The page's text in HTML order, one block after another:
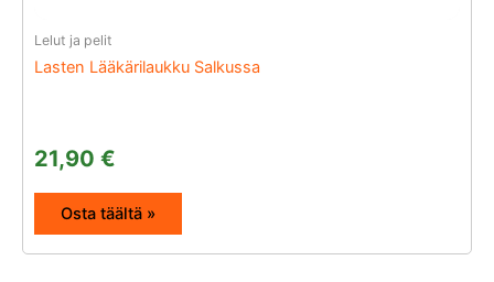
Lelut ja pelit
Lasten Lääkärilaukku Salkussa
21,90 €
Osta täältä »